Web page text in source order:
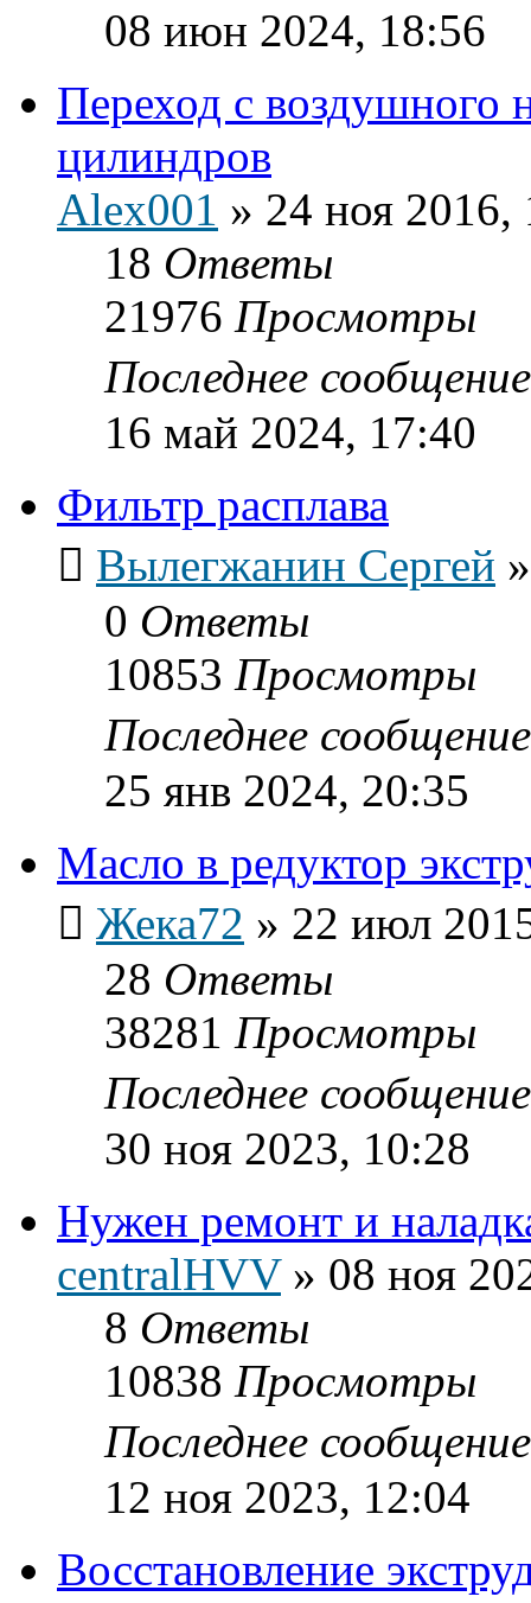
08 июн 2024, 18:56
Переход с воздушного
цилиндров
Alex001 » 24 ноя 2016,
18 Ответы
21976 Просмотры
Последнее
16 май 2024, 17:40
Фильтр расплава
Вылегжанин Сергей
0 Ответы
10853 Просмотры
Последнее
25 янв 2024, 20:35
Масло в редуктор
Жека72 » 22 июл
28 Ответы
38281 Просмотры
Последнее
30 ноя 2023, 10:28
Нужен ремонт и
centralHVV» 08 ноя
8 Ответы
10838 Просмотры
Последнее
12 ноя 2023, 12:04
Восстановление